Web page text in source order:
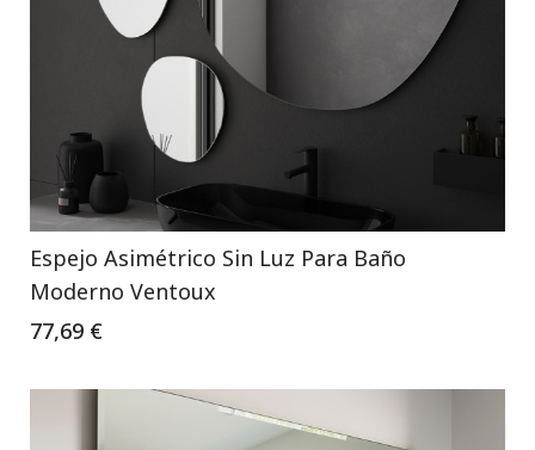
Espejo Asimétrico Sin Luz Para Baño
Moderno Ventoux
77,69 €